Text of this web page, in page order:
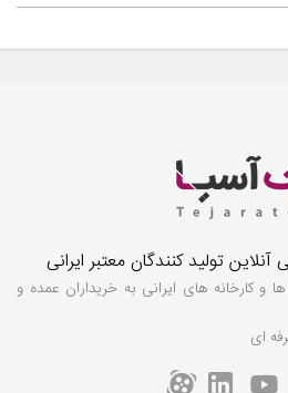
تولید کنندگان معتبر ایرانی
و کارخانه های ایرانی به خریداران عمده و
ای